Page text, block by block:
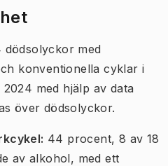
dödsolyckor med
konventionella cyklar i
med hjälp av data
över dödsolyckor.
44 procent, 8 av 18
av alkohol, med ett